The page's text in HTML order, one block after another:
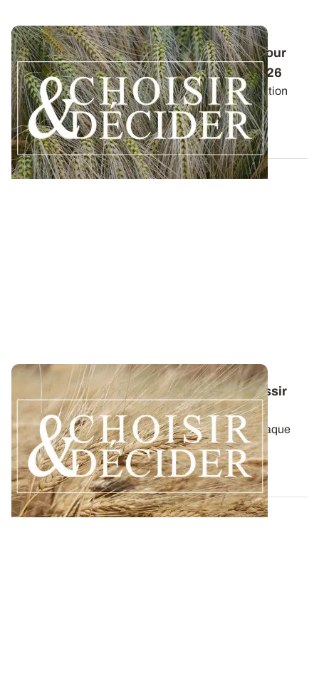
Conduite des orges d'hiver : des guides pour
réussir ses interventions au printemps 2026
Retrouvez les préconisations en matière de fertilisation
azotée et de protection des orges...
12 DÉC. 2025
Conduite du blé dur : des guides pour réussir
ses interventions au printemps 2026
Retrouvez toutes les préconisations adaptées à chaque
région en matière de fertilisation...
12 DÉC. 2025